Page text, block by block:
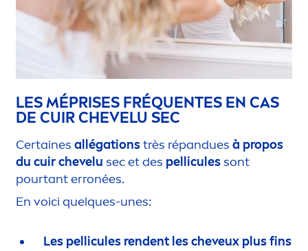
LES MÉPRISES FRÉQUENTES EN CAS
DE CUIR CHEVELU SEC
Certaines allégationstrès répandues à propos
du cuir chevelu sec et des pelliculessont
pourtant erronées.
En voici quelques-unes:
Les pellicules rendent les cheveux plus fins